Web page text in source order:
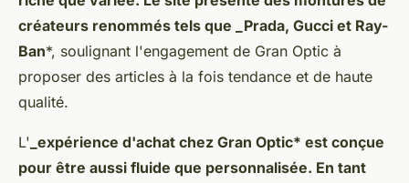
créateurs renommés tels que _Prada, Gucci et Ray-
Ban*, soulignant l'engagement de Gran Optic à
proposer des articles à la fois tendance et de haute
qualité.
L' _expérience d'achat chez Gran Optic* est conçue
pour être aussi fluide que personnalisée. En tant